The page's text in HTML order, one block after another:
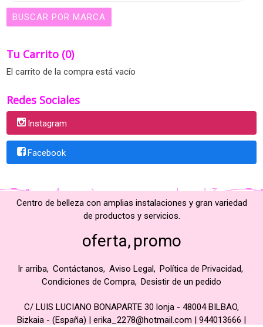
Tu Carrito (0)
El carrito de la compra está vacío
Redes Sociales
Instagram
Facebook
Centro de belleza con amplias instalaciones y gran variedad
de productos y servicios.
oferta promo
Ir arriba Contáctanos Aviso Legal Política de Privacidad
Condiciones de Compra Desistir de un pedido
C/ LUIS LUCIANO BONAPARTE 30 lonja - 48004 BILBAO,
Bizkaia - (España) | erika_2278@hotmail.com | 944013666 |